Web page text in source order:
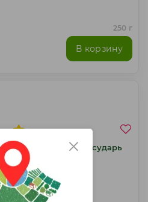
250 г
В корзину
Суп Рассольник Государь
250г зам
Артикул: 10034146